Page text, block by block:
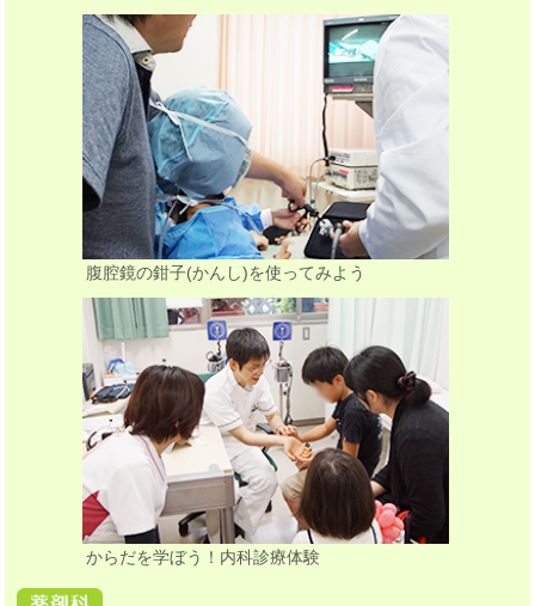
腹腔鏡の鉗子(かんし)を使ってみよう
からだを学ぼう！内科診療体験